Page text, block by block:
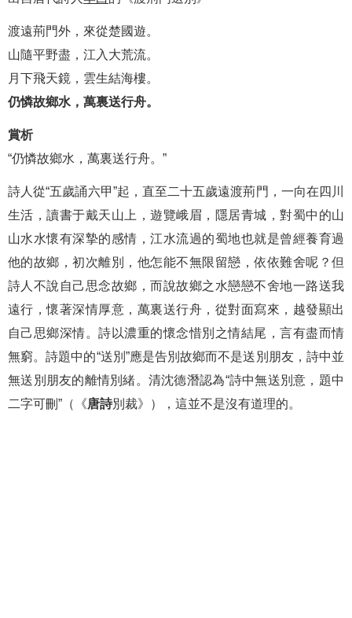
渡遠荊門外，來從楚國遊。
山隨平野盡，江入大荒流。
月下飛天鏡，雲生結海樓。
仍憐故鄉水，萬裏送行舟。
賞析
“仍憐故鄉水，萬裏送行舟。”
詩人從“五歲誦六甲”起，直至二十五歲遠渡荊門，一向在四川
生活，讀書于戴天山上，遊覽峨眉，隱居青城，對蜀中的山
山水水懷有深摯的感情，江水流過的蜀地也就是曾經養育過
他的故鄉，初次離別，他怎能不無限留戀，依依難舍呢？但
詩人不說自己思念故鄉，而說故鄉之水戀戀不舍地一路送我
遠行，懷著深情厚意，萬裏送行舟，從對面寫來，越發顯出
自己思鄉深情。詩以濃重的懷念惜別之情結尾，言有盡而情
無窮。詩題中的“送別”應是告別故鄉而不是送別朋友，詩中並
無送別朋友的離情別緒。清沈德潛認為“詩中無送別意，題中
二字可刪”（《唐詩別裁》），這並不是沒有道理的。